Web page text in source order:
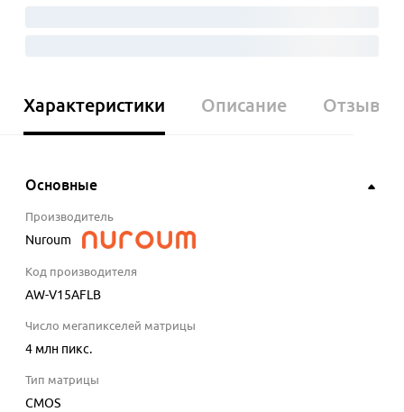
Характеристики Описание Отзывы
Основные
Производитель
Nuroum
Код производителя
AW-V15AFLB
Число мегапикселей матрицы
4 млн пикс.
Тип матрицы
CMOS